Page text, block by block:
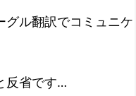
ル翻訳でコミュニケ
反省です…